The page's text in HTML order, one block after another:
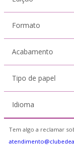
Formato
Acabamento
Tipo de papel
Idioma
Tem algo a reclamar